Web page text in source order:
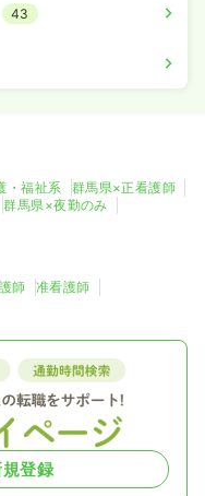
43
・福祉系
群馬県×正看護師
群馬県×夜勤のみ
師
准看護師
登録